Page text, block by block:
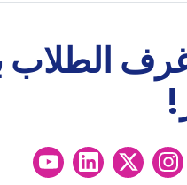
الطلاب